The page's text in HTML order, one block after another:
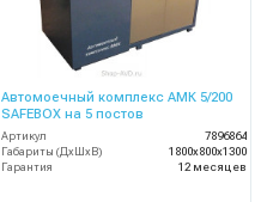
Автомоечный комплекс АМК 5/200
SAFEBOX на 5 постов
Артикул
7896864
Габариты (ДхШхВ)
1800х800х1300
Гарантия
12 месяцев